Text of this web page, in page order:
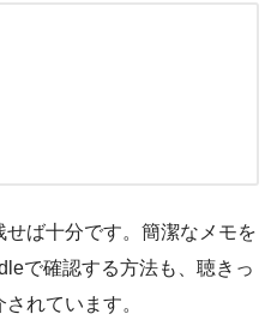
ば十分です。簡潔なメモを
で確認する方法も、聴きっ
れています。